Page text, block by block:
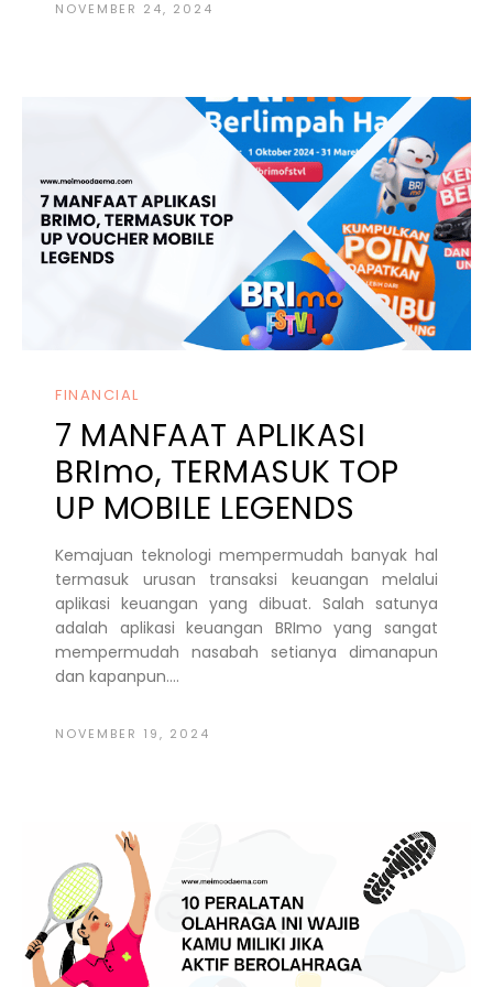
NOVEMBER 24, 2024
FINANCIAL
7 MANFAAT APLIKASI
BRImo, TERMASUK TOP
UP MOBILE LEGENDS
Kemajuan teknologi mempermudah banyak hal
termasuk urusan transaksi keuangan melalui
aplikasi keuangan yang dibuat. Salah satunya
adalah aplikasi keuangan BRImo yang sangat
mempermudah nasabah setianya dimanapun
dan kapanpun....
NOVEMBER 19, 2024